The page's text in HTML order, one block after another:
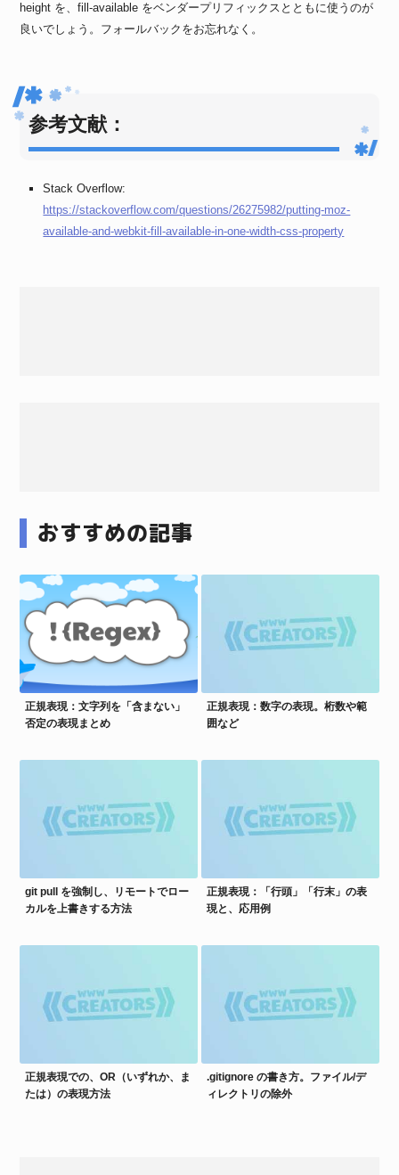
height を、fill-available をベンダープリフィックスとともに使うのが
良いでしょう。フォールバックをお忘れなく。
参考文献：
Stack Overflow:
https://stackoverflow.com/questions/26275982/putting-moz-
available-and-webkit-fill-available-in-one-width-css-property
おすすめの記事
正規表現：文字列を「含まない」
否定の表現まとめ
正規表現：数字の表現。桁数や範
囲など
git pull を強制し、リモートでロー
カルを上書きする方法
正規表現：「行頭」「行末」の表
現と、応用例
正規表現での、OR（いずれか、ま
たは）の表現方法
.gitignore の書き方。ファイル/デ
ィレクトリの除外